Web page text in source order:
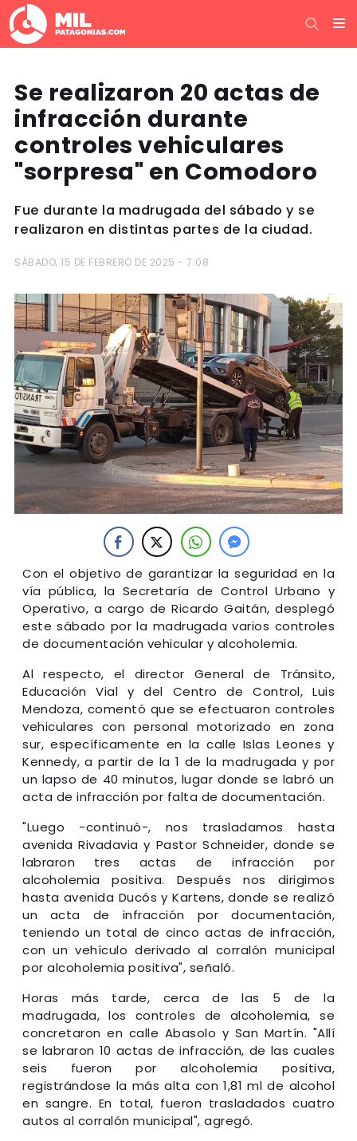
Se realizaron 20 actas de
infracción durante
controles vehiculares
"sorpresa" en Comodoro
Fue durante la madrugada del sábado y se
realizaron en distintas partes de la ciudad.
SÁBADO, 15 DE FEBRERO DE 2025 - 7:08
Con el objetivo de garantizar la seguridad en la
vía pública, la Secretaría de Control Urbano y
Operativo, a cargo de Ricardo Gaitán, desplegó
este sábado por la madrugada varios controles
de documentación vehicular y alcoholemia.
Al respecto, el director General de Tránsito,
Educación Vial y del Centro de Control, Luis
Mendoza, comentó que se efectuaron controles
vehiculares con personal motorizado en zona
sur, específicamente en la calle Islas Leones y
Kennedy, a partir de la 1 de la madrugada y por
un lapso de 40 minutos, lugar donde se labró un
acta de infracción por falta de documentación.
"Luego -continuó-, nos trasladamos hasta
avenida Rivadavia y Pastor Schneider, donde se
labraron tres actas de infracción por
alcoholemia positiva. Después nos dirigimos
hasta avenida Ducós y Kartens, donde se realizó
un acta de infracción por documentación,
teniendo un total de cinco actas de infracción,
con un vehículo derivado al corralón municipal
por alcoholemia positiva", señaló.
Horas más tarde, cerca de las 5 de la
madrugada, los controles de alcoholemia, se
concretaron en calle Abasolo y San Martín. "Allí
se labraron 10 actas de infracción, de las cuales
seis fueron por alcoholemia positiva,
registrándose la más alta con 1,81 ml de alcohol
en sangre. En total, fueron trasladados cuatro
autos al corralón municipal", agregó.